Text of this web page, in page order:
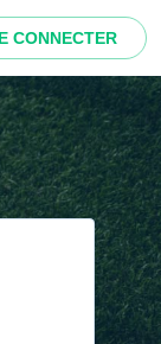
CONNECTER